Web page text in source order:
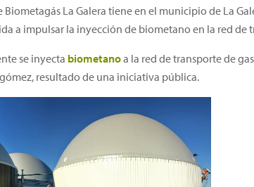
La Galera tiene en el municipio de La
a impulsar la inyección de biometano en la red de
se inyecta biometanoa la red de transporte de
resultado de una iniciativa pública.